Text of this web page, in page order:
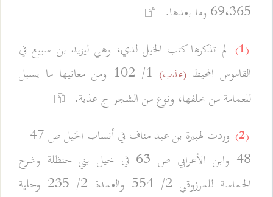
69،365 وما بعدها.
(1)
لم تذكرها كتب الخيل لدي، وهي ليزيد بن سبيع في
القاموس المحيط(عذب)
1/ 102 ومن معانيها ما يسبل
للعمامة من خلفها، ونوع من الشجر ج عذبة.
(2)
وردت لهبيرة بن عبد مناف في أنساب الخيل ص 47 -
48 وابن الأعرابي ص 63 في خيل بني حنظلة وشرح
الحماسة للمرزوقي 2/ 554 والعمدة 2/ 235 وحلية